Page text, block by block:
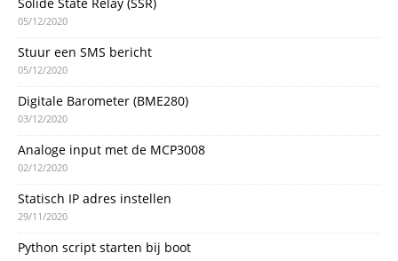
05/12/2020
Stuur een SMS bericht
05/12/2020
Digitale Barometer (BME280)
03/12/2020
Analoge input met de MCP3008
02/12/2020
Statisch IP adres instellen
29/11/2020
Python script starten bij boot